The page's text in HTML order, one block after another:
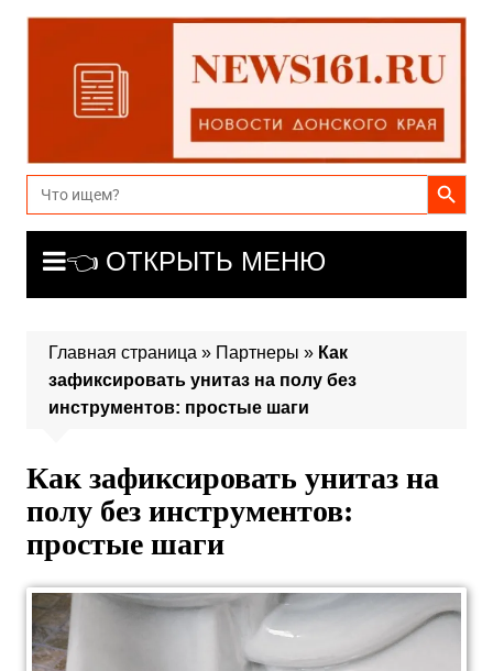
Перейти
содержимому
Search
for:
Search Button
👈 ОТКРЫТЬ МЕНЮ
Главная страница » Партнеры » Как
зафиксировать унитаз на полу без
инструментов: простые шаги
Как зафиксировать унитаз на
полу без инструментов:
простые шаги